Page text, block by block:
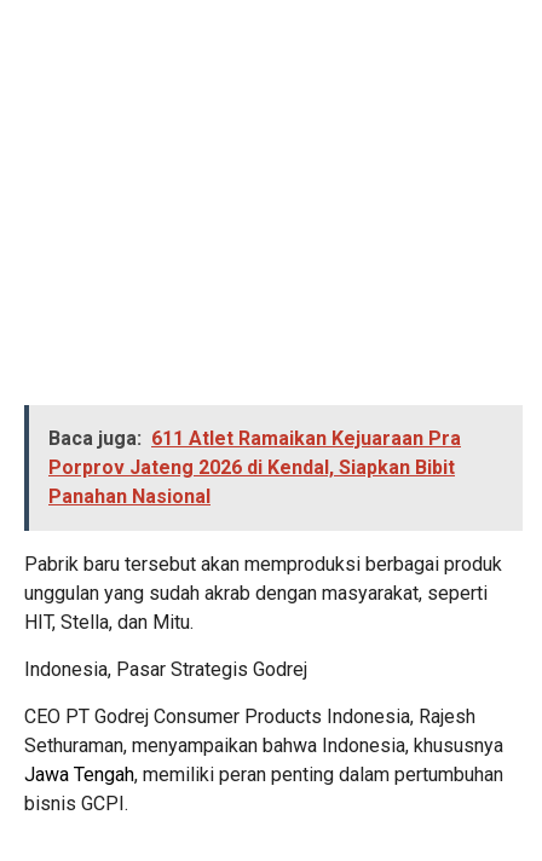
Baca juga: 611 Atlet Ramaikan Kejuaraan Pra
Porprov Jateng 2026 di Kendal, Siapkan Bibit
Panahan Nasional
Pabrik baru tersebut akan memproduksi berbagai produk
unggulan yang sudah akrab dengan masyarakat, seperti
HIT, Stella, dan Mitu.
Indonesia, Pasar Strategis Godrej
CEO PT Godrej Consumer Products Indonesia, Rajesh
Sethuraman, menyampaikan bahwa Indonesia, khususnya
Jawa Tengah, memiliki peran penting dalam pertumbuhan
bisnis GCPI.